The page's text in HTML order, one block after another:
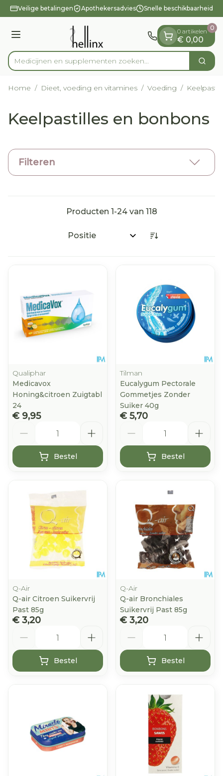
Ga naar de inhoud
1 van 1
Veilige betalingen Apothekersadvies Snelle beschikbaarheid
Menu
Product, merk, categorie...
Medicijnen en supplemen Zoek
0 artikelen
€ 0,00
0
Home / Dieet, voeding en vitamines / Voeding /
Keelpastilles en bonbons
Filteren
Producten 1-24van 118
Sorteer op:
Qualiphar
Medicavox
Honing&citroen Zuigtabl
24
€ 9,95
Bestel
Tilman
Eucalygum Pectorale
Gommetjes Zonder
Suiker 40g
€ 5,70
Bestel
Q-Air
Q-air Citroen Suikervrij
Past 85g
€ 3,20
Bestel
Q-Air
Q-air Bronchiales
Suikervrij Past 85g
€ 3,20
Bestel